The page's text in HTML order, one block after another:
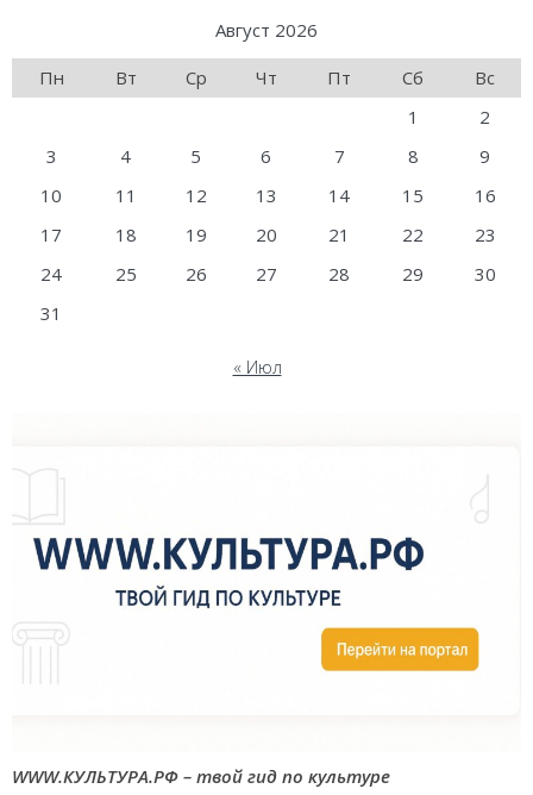
Август 2026
Пн
Вт Ср Чт Пт Сб
Вс
1
2
3
4 5 6 7 8
9
10
11 12 13 14 15
16
17
18 19 20 21 22
23
24
25 26 27 28 29
30
31
« Июл
WWW.КУЛЬТУРА.РФ – твой гид по культуре